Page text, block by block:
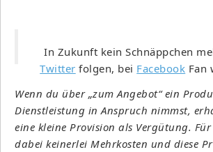
In Zukunft kein Schnäppchen
Twitter folgen, bei Facebook Fan
Wenn du über „zum Angebot“ ein
Dienstleistung in Anspruch nimmst,
eine kleine Provision als Vergütung.
dabei keinerlei Mehrkosten und diese